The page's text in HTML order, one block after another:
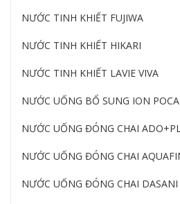
NƯỚC TINH KHIẾT FUJIWA
NƯỚC TINH KHIẾT HIKARI
NƯỚC TINH KHIẾT LAVIE VIVA
NƯỚC UỐNG BỔ SUNG ION
NƯỚC UỐNG ĐÓNG CHAI
NƯỚC UỐNG ĐÓNG CHAI
NƯỚC UỐNG ĐÓNG CHAI DASANI